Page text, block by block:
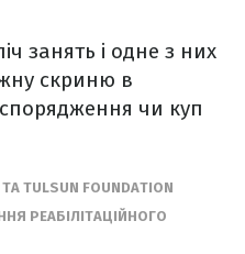
занять і одне з них
скриню в
чи куп
TULSUN FOUNDATION
РЕАБІЛІТАЦІЙНОГО